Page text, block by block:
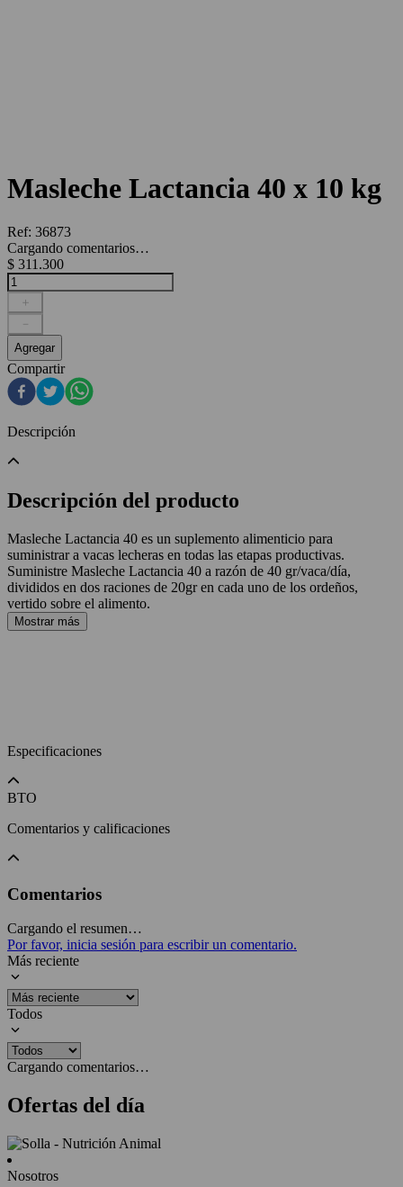
Masleche Lactancia 40 x 10 kg
Ref: 36873
Cargando comentarios…
$ 311.300
＋
－
Agregar
Compartir
Descripción
Descripción del producto
Masleche Lactancia 40 es un suplemento alimenticio para
suministrar a vacas lecheras en todas las etapas productivas.
Suministre Masleche Lactancia 40 a razón de 40 gr/vaca/día,
divididos en dos raciones de 20gr en cada uno de los ordeños,
vertido sobre el alimento.
Mostrar más
Especificaciones
BTO
Comentarios y calificaciones
Comentarios
Cargando el resumen…
Por favor, inicia sesión para escribir un comentario.
Más reciente
Todos
Cargando comentarios…
Ofertas del día
Nosotros